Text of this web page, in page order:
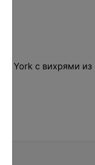
York с вихрями